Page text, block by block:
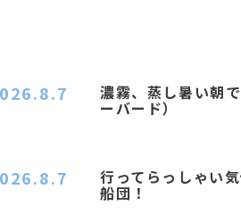
濃霧、蒸し暑い朝
ーバード）
行ってらっしゃい
船団！